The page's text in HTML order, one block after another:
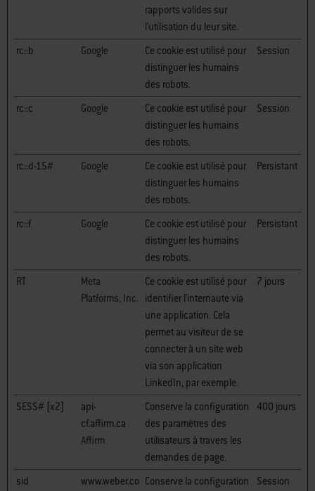
rapports valides sur
l'utilisation du leur site.
rc::b Google
Ce cookie est utilisé pour
distinguer les humains
des robots.
Session
rc::c Google
Ce cookie est utilisé pour
distinguer les humains
des robots.
Session
rc::d-15# Google
Ce cookie est utilisé pour
distinguer les humains
des robots.
Persistant
rc::f Google
Ce cookie est utilisé pour
distinguer les humains
des robots.
Persistant
RT
Meta
Platforms, Inc.
Ce cookie est utilisé pour
identifier l'internaute via
une application. Cela
permet au visiteur de se
connecter à un site web
via son application
LinkedIn, par exemple.
7 jours
SESS# [x2]
api-
cf.affirm.ca
Affirm
Conserve la configuration
des paramètres des
utilisateurs à travers les
demandes de page.
400 jours
sid
www.weber.co Conserve la configuration
Session